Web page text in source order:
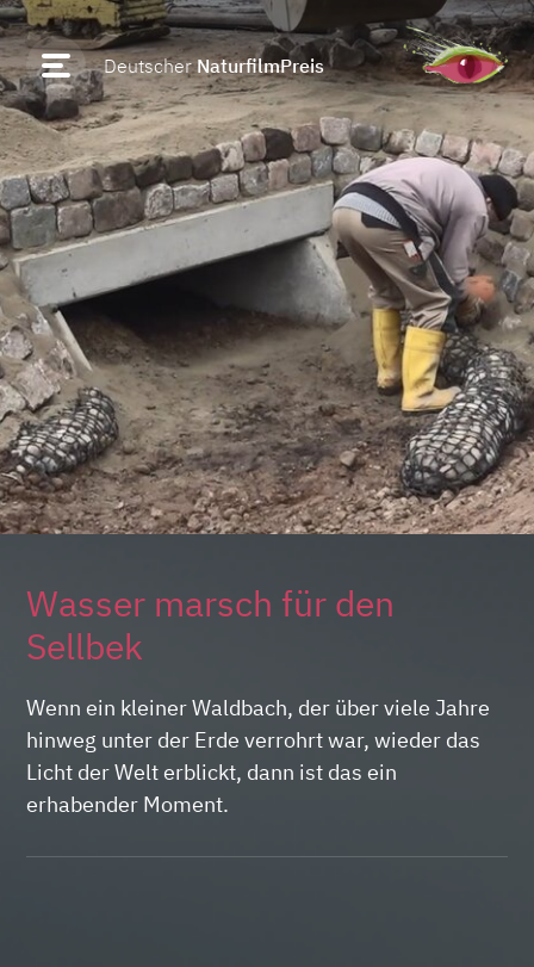
DeutscherNaturfilmPreis
Wasser marsch für den
Sellbek
Wenn ein kleiner Waldbach, der über viele Jahre
hinweg unter der Erde verrohrt war, wieder das
Licht der Welt erblickt, dann ist das ein
erhabender Moment.